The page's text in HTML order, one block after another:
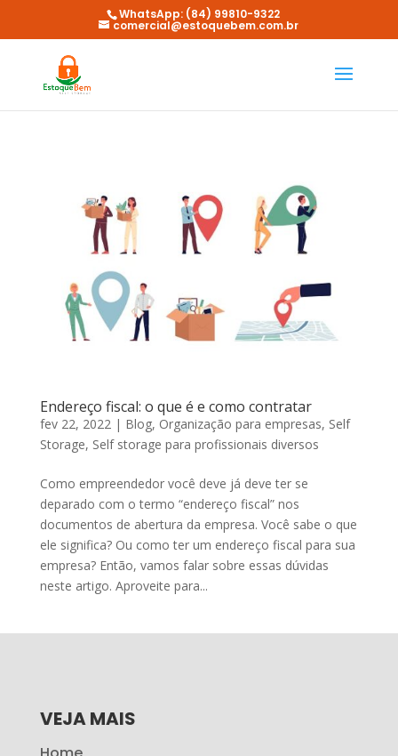
WhatsApp: (84) 99810-9322
comercial@estoquebem.com.br
Endereço fiscal: o que é e como contratar
fev 22, 2022| Blog, Organização para empresas, Self
Storage, Self storage para profissionais diversos
Como empreendedor você deve já deve ter se
deparado com o termo “endereço fiscal” nos
documentos de abertura da empresa. Você sabe o que
ele significa? Ou como ter um endereço fiscal para sua
empresa? Então, vamos falar sobre essas dúvidas
neste artigo. Aproveite para...
VEJA MAIS